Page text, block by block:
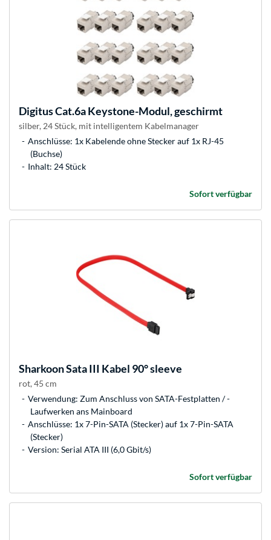
DigitusCat.6a Keystone-Modul, geschirmt
silber, 24 Stück, mit intelligentem Kabelmanager
Anschlüsse: 1x Kabelende ohne Stecker auf 1x RJ-45
(Buchse)
Inhalt: 24 Stück
Sofort verfügbar
SharkoonSata III Kabel 90° sleeve
rot, 45 cm
Verwendung: Zum Anschluss von SATA-Festplatten / -
Laufwerken ans Mainboard
Anschlüsse: 1x 7-Pin-SATA (Stecker) auf 1x 7-Pin-SATA
(Stecker)
Version: Serial ATA III (6,0 Gbit/s)
Sofort verfügbar